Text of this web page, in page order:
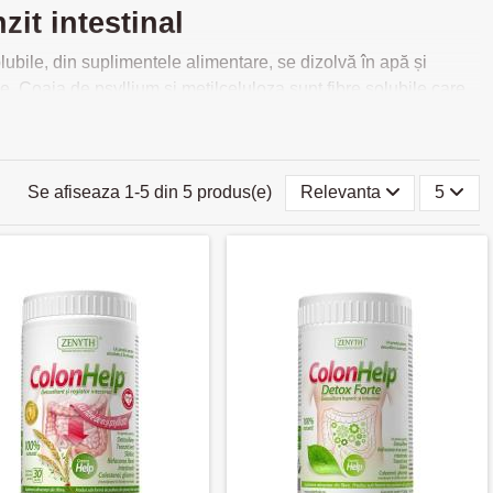
intestinal
din suplimentele alimentare, se dizolvă în apă și
Coaja de psyllium și metilceluloza sunt fibre solubile care
insolubile si solubile. Fibrele pentru digestie sunt nutrienti
vitaminele, mineralele și nutrienții pe care le oferă
recomandat. Daca sunteti in cautarea unui produse cu
disponibile in magazinul SAM Distribution la preturi
Se afiseaza 1-5 din 5 produs(e) Relevanta 5